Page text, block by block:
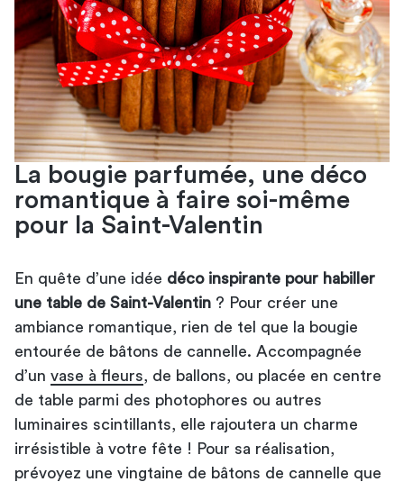
La bougie parfumée, une déco
romantique à faire soi-même
pour la Saint-Valentin
En quête d’une idée déco inspirante pour habiller
une table de Saint-Valentin ? Pour créer une
ambiance romantique, rien de tel que la bougie
entourée de bâtons de cannelle. Accompagnée
d’un vase à fleurs , de ballons, ou placée en centre
de table parmi des photophores ou autres
luminaires scintillants, elle rajoutera un charme
irrésistible à votre fête ! Pour sa réalisation,
prévoyez une vingtaine de bâtons de cannelle que